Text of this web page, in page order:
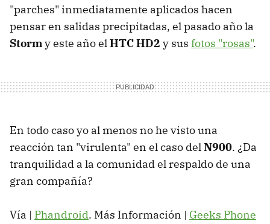
"parches" inmediatamente aplicados hacen
pensar en salidas precipitadas, el pasado año la
Stormy este año elHTC HD2 y sus fotos "rosas".
En todo caso yo al menos no he visto una
reacción tan "virulenta" en el caso delN900. ¿Da
tranquilidad a la comunidad el respaldo de una
gran compañía?
Vía | Phandroid. Más Información | Geeks Phone